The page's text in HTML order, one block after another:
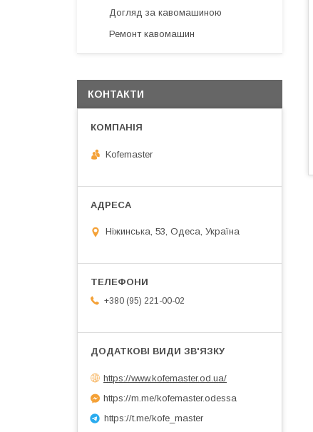
Догляд за кавомашиною
Ремонт кавомашин
КОНТАКТИ
Kofemaster
Ніжинська, 53, Одеса, Україна
+380 (95) 221-00-02
https://www.kofemaster.od.ua/
https://m.me/kofemaster.odessa
https://t.me/kofe_master